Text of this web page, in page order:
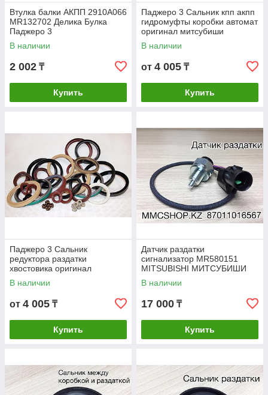
Втулка балки АКПП 2910A066
MR132702 Делика Булка
Паджеро 3
В наличии
2 002 ₸
Купить
Паджеро 3 Сальник кпп акпп
гидромуфты коробки автомат
оригинал митсубиши
mitsubishi Pajero 3
В наличии
от 4 005 ₸
Купить
Паджеро 3 Сальник
редуктора раздатки
хвостовика оригинал
митсубиши mitsubishi Pajero
3 третье поколение
В наличии
от 4 005 ₸
Купить
Датчик раздатки
сигнализатор MR580151
MITSUBISHI МИТСУБИШИ
PAJERO ПАДЖЕРО
MONTERO МОНТЕРО Третье
В наличии
17 000 ₸
Купить